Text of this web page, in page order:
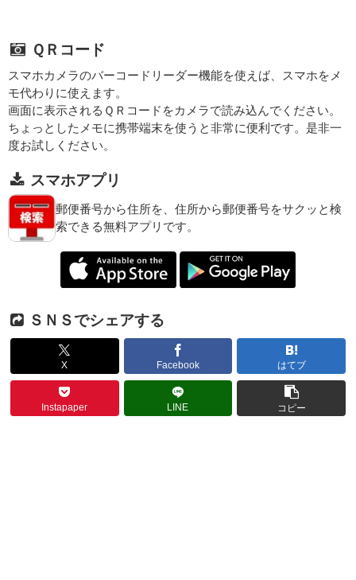
ＱＲコード
スマホカメラのバーコードリーダー機能を使えば、スマホをメ
モ代わりに使えます。
画面に表示されるＱＲコードをカメラで読み込んでください。
ちょっとしたメモに携帯端末を使うと非常に便利です。是非一
度お試しください。
スマホアプリ
郵便番号から住所を、住所から郵便番号をサクッと検
索できる無料アプリです。
ＳＮＳでシェアする
X Facebook はてブ
Instapaper LINE コピー